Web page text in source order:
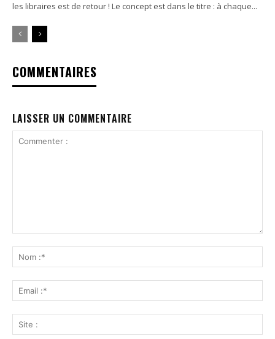
les libraires est de retour ! Le concept est dans le titre : à chaque...
COMMENTAIRES
LAISSER UN COMMENTAIRE
:*
:*
: